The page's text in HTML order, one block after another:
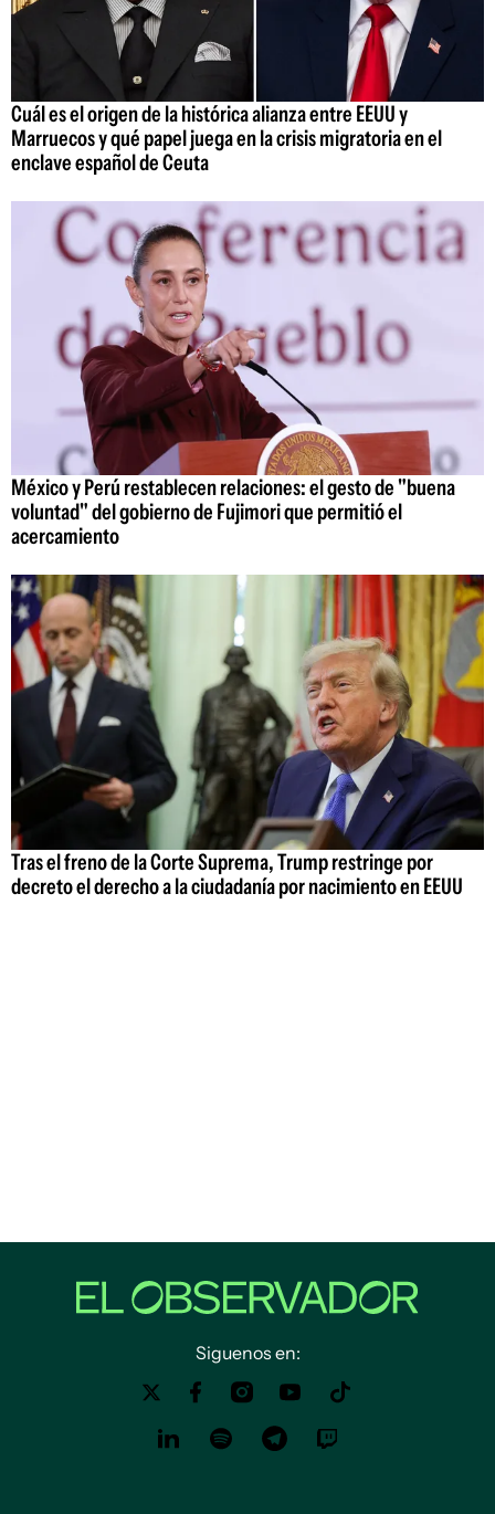
Cuál es el origen de la histórica alianza entre EEUU y
Marruecos y qué papel juega en la crisis migratoria en el
enclave español de Ceuta
México y Perú restablecen relaciones: el gesto de "buena
voluntad" del gobierno de Fujimori que permitió el
acercamiento
Tras el freno de la Corte Suprema, Trump restringe por
decreto el derecho a la ciudadanía por nacimiento en EEUU
Siguenos en: